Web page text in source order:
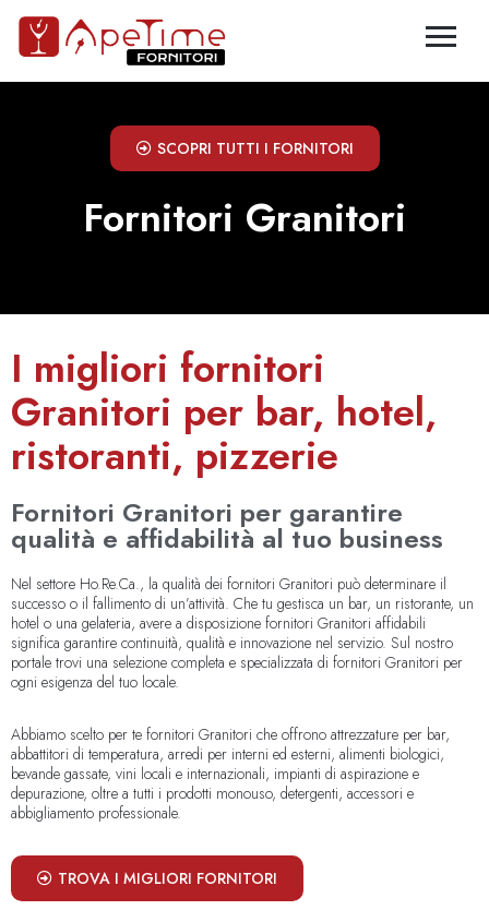
SCOPRI TUTTI I FORNITORI
Fornitori Granitori
I migliori fornitori
Granitori per bar, hotel,
ristoranti, pizzerie
Fornitori Granitori per garantire
qualità e affidabilità al tuo business
Nel settore Ho.Re.Ca., la qualità dei fornitori Granitori può determinare il
successo o il fallimento di un’attività. Che tu gestisca un bar, un ristorante, un
hotel o una gelateria, avere a disposizione fornitori Granitori affidabili
significa garantire continuità, qualità e innovazione nel servizio. Sul nostro
portale trovi una selezione completa e specializzata di fornitori Granitori per
ogni esigenza del tuo locale.
Abbiamo scelto per te fornitori Granitori che offrono attrezzature per bar,
abbattitori di temperatura, arredi per interni ed esterni, alimenti biologici,
bevande gassate, vini locali e internazionali, impianti di aspirazione e
depurazione, oltre a tutti i prodotti monouso, detergenti, accessori e
abbigliamento professionale.
TROVA I MIGLIORI FORNITORI